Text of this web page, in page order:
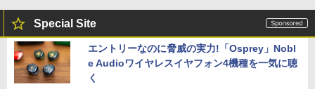
Special Site
エントリーなのに脅威の実力!「Osprey」Nobl
e Audioワイヤレスイヤフォン4機種を一気に聴
く